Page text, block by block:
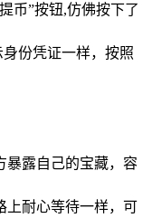
币”按钮,仿佛按下了
份凭证一样，按照
暴露自己的宝藏，容
上耐心等待一样，可